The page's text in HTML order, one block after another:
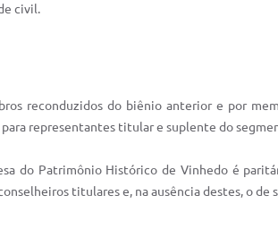
civil.
reconduzidos do biênio anterior e por
representantes titular e suplente do
do Patrimônio Histórico de Vinhedo é
titulares e, na ausência destes, o de